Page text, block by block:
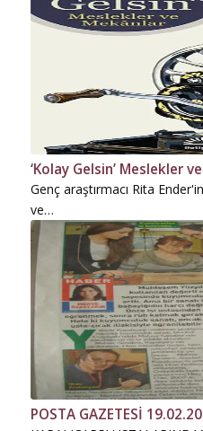
‘Kolay Gelsin’ Meslekler
Genç araştırmacı Rita
ve…
POSTA GAZETESİ